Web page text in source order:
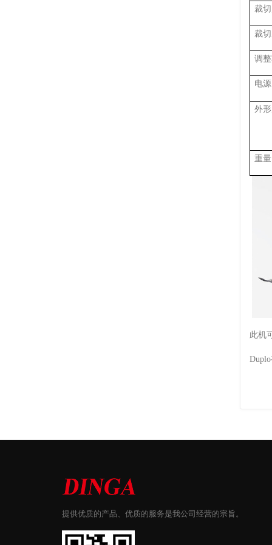
裁
裁
调
电源
外
重量
此机
Duplo
提供优质的产品、优质的服务是我公司经营的宗旨。